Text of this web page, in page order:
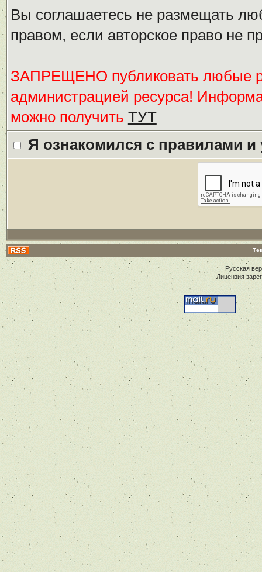
Вы соглашаетесь не размещать
правом, если авторское право не
ЗАПРЕЩЕНО публиковать любые
администрацией ресурса!
можно получить ТУТ
Я ознакомился с правилами
Русская
Лицензия